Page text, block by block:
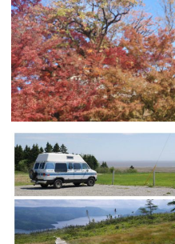
MA RÉTROSPECTIVE
Audrey